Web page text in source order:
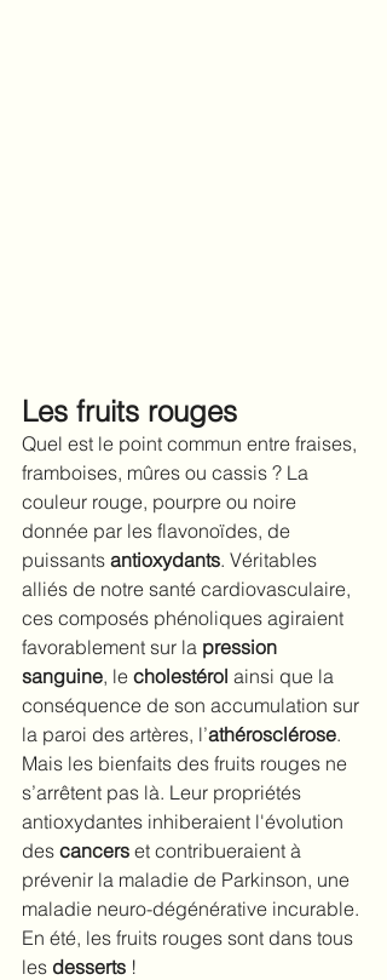
Les fruits rouges
Quel est le point commun entre fraises,
framboises, mûres ou cassis ? La
couleur rouge, pourpre ou noire
donnée par les flavonoïdes, de
puissants antioxydants. Véritables
alliés de notre santé cardiovasculaire,
ces composés phénoliques agiraient
favorablement sur la pression
sanguine, le cholestérol ainsi que la
conséquence de son accumulation sur
la paroi des artères, l’athérosclérose.
Mais les bienfaits des fruits rouges ne
s’arrêtent pas là. Leur propriétés
antioxydantes inhiberaient l'évolution
des cancers et contribueraient à
prévenir la maladie de Parkinson, une
maladie neuro-dégénérative incurable.
En été, les fruits rouges sont dans tous
les desserts !